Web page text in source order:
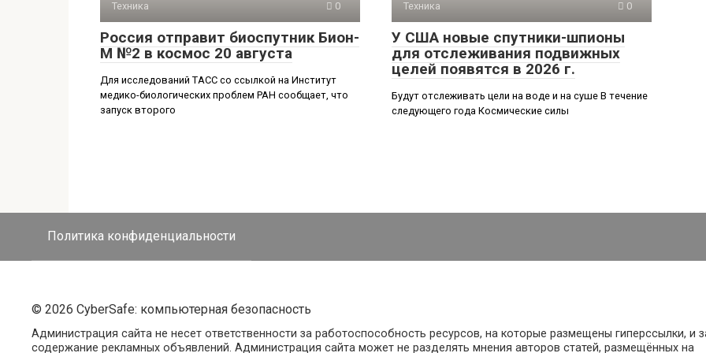
Техника 0
Россия отправит биоспутник Бион-
М №2 в космос 20 августа
Для исследований ТАСС со ссылкой на Институт
медико-биологических проблем РАН сообщает, что
запуск второго
Техника 0
У США новые спутники-шпионы
для отслеживания подвижных
целей появятся в 2026 г.
Будут отслеживать цели на воде и на суше В течение
следующего года Космические силы
Политика конфиденциальности
© 2026 CyberSafe: компьютерная безопасность
Администрация сайта не несет ответственности за работоспособность ресурсов, на которые размещены гиперссылки, и
содержание рекламных объявлений. Администрация сайта может не разделять мнения авторов статей, размещённых на